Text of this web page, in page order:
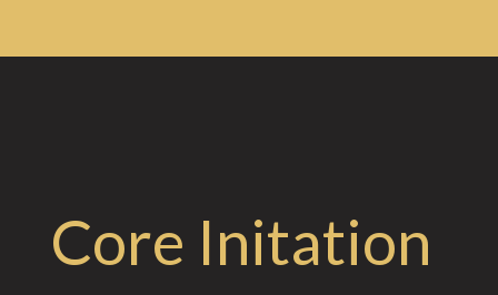
Core Initation